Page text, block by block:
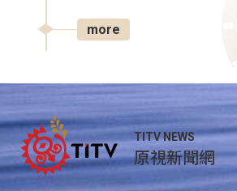
more
TITV NEWS
原視新聞網